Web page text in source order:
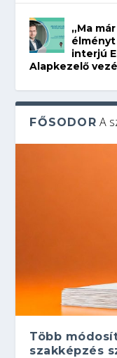
„Ma
interjú
Alapkezelő
FŐSODOR A
Több
szakképzés